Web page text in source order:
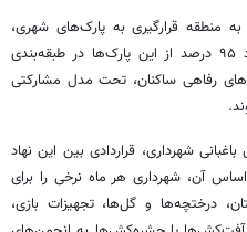
که بسته به منطقه قرارگیری به پارک‌های شهری،
اجتماعی و محله تقسیم می‌شوند. حدود ۹۵ درصد از این پارک‌ها در طبقه‌بندی
رفاهی ساکنان، تحت مدل مشارکتی
شهرداری، قراردادی بین این نهاد
آن، شهرداری هر ماه نرخی را برای
درختچه‌ها و گل‌ها، تجهیزات بازی،